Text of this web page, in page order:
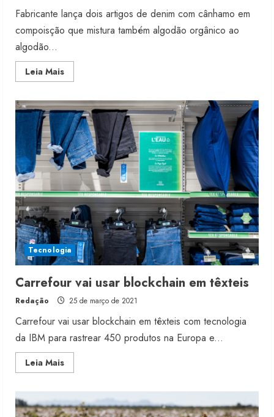
Fabricante lança dois artigos de denim com cânhamo em
compoisção que mistura também algodão orgânico ao
algodão...
Leia MaisRead
more
lança
denim
com
cânhamo
Tecnologia
Carrefour vai usar blockchain em têxteis
Redação 25 de março de 2021
Carrefour vai usar blockchain em têxteis com tecnologia
da IBM para rastrear 450 produtos na Europa e...
Leia MaisRead
more
usar
blockchain